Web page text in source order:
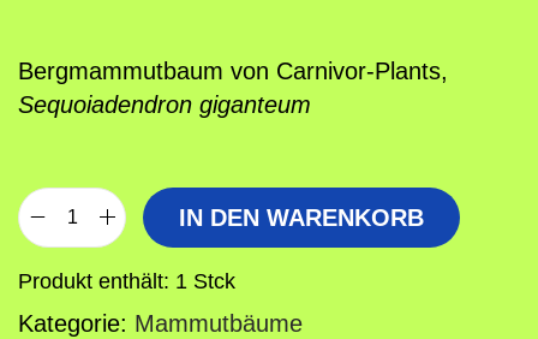
Bergmammutbaum von Carnivor-Plants,
Sequoiadendron giganteum
R
s
IN DEN WARENKORB
Produkt enthält: 1 Stck
Kategorie: Mammutbäume